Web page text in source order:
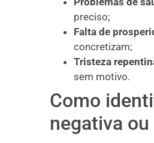
preciso;
Falta de
concretizam;
Tristeza
sem motivo.
Como
negativa